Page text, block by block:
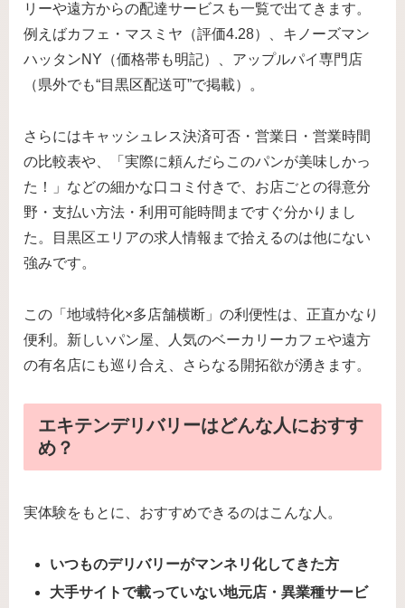
リーや遠方からの配達サービスも一覧で出てきます。
例えばカフェ・マスミヤ（評価4.28）、キノーズマン
ハッタンNY（価格帯も明記）、アップルパイ専門店
（県外でも“目黒区配送可”で掲載）。
さらにはキャッシュレス決済可否・営業日・営業時間
の比較表や、「実際に頼んだらこのパンが美味しかっ
た！」などの細かな口コミ付きで、お店ごとの得意分
野・支払い方法・利用可能時間まですぐ分かりまし
た。目黒区エリアの求人情報まで拾えるのは他にない
強みです。
この「地域特化×多店舗横断」の利便性は、正直かなり
便利。新しいパン屋、人気のベーカリーカフェや遠方
の有名店にも巡り合え、さらなる開拓欲が湧きます。
エキテンデリバリーはどんな人におすす
め？
実体験をもとに、おすすめできるのはこんな人。
いつものデリバリーがマンネリ化してきた方
大手サイトで載っていない地元店・異業種サービ